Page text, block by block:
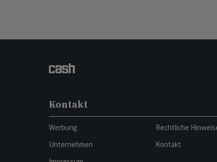
Kontakt
Werbung
Unternehmen
Rechtliche
Kontakt